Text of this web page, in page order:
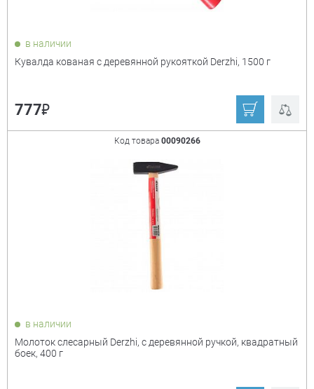
в наличии
Кувалда кованая с деревянной рукояткой Derzhi, 1500 г
777₽
Код товара 00090266
в наличии
Молоток слесарный Derzhi, с деревянной ручкой, квадратный
боек, 400 г